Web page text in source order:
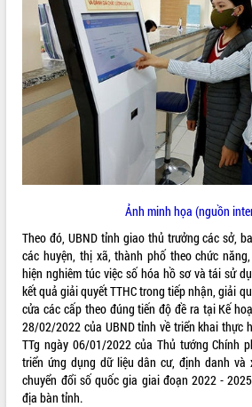
VĂN BẢN HĐND TỈNH
ĐIỂM TIN VĂN BẢN
QUY HOẠCH - KẾ HOẠCH
Ảnh minh họa (nguồn
Theo đó, UBND tỉnh giao thủ trưởng các sở,
các huyện, thị xã, thành phố theo chức
hiện nghiêm túc việc số hóa hồ sơ và tái sử
kết quả giải quyết TTHC trong tiếp nhận, giải
cửa các cấp theo đúng tiến độ đề ra tại Kế
28/02/2022 của UBND tỉnh về triển khai thực
TTg ngày 06/01/2022 của Thủ tướng Chính
triển ứng dụng dữ liệu dân cư, định danh và
chuyển đổi số quốc gia giai đoạn 2022 -
địa bàn tỉnh.